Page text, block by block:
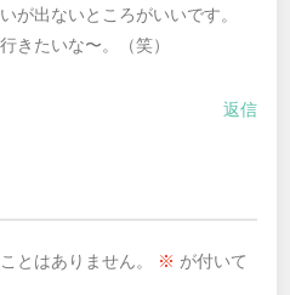
が出ないところがいいです。
きたいな〜。（笑）
返信
とはありません。 ※ が付いて